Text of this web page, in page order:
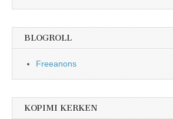
BLOGROLL
Freeanons
KOPIMI KERKEN